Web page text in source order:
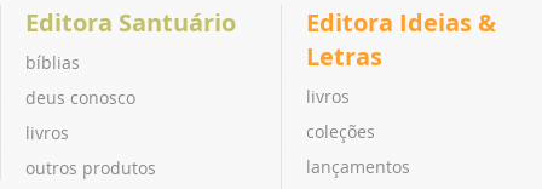
Editora Santuário
bíblias
deus conosco
livros
outros produtos
Editora Ideias &
Letras
livros
coleções
lançamentos